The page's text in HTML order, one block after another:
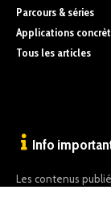
Parcours & séries
Applications
Tous les articles
Info
Les contenus